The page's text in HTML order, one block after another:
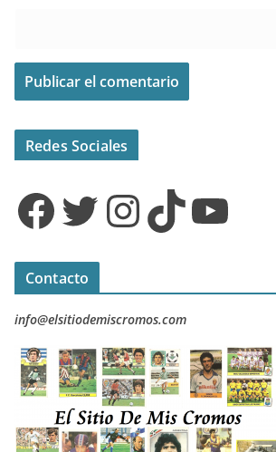
Redes Sociales
Facebook Twitter InstagramTikTok YouTube
Contacto
info@elsitiodemiscromos.com